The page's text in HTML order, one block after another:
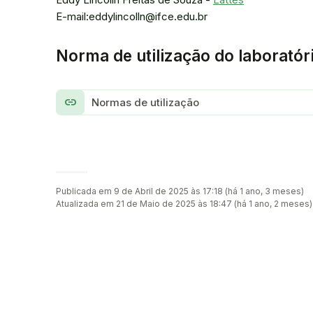
E-mail:eddylincolln@ifce.edu.br
Norma de utilização do
link Normas de utilização
Publicada em 9 de Abril de 2025 às 17:18 (há 1 ano, 3 meses)
Atualizada em 21 de Maio de 2025 às 18:47 (há 1 ano, 2 meses)